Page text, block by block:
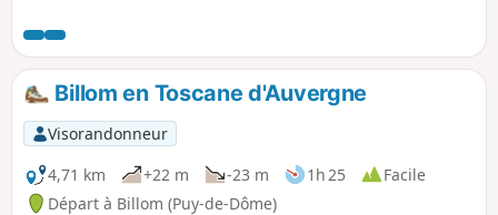
riche de venelles pavées bordées de maisons à pans de
bois.
Billom en Toscane d'Auvergne
Visorandonneur
4,71 km
+22 m -23 m 1h 25
Facile
Départ à Billom (Puy-de-Dôme)